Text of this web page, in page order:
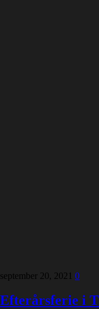
september 20, 2021 0
Efterårsferie i